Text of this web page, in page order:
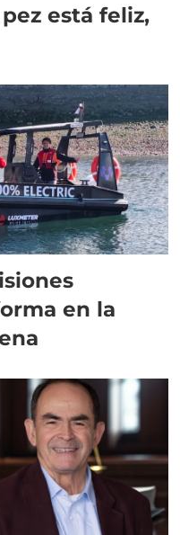
está feliz,
en la